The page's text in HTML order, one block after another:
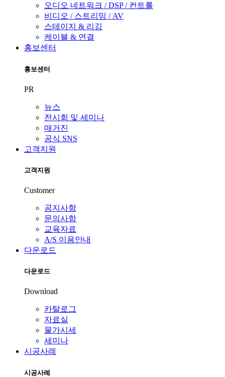
오디오 네트워크 / DSP / 컨트롤
비디오 / 스트리밍 / AV
스테이지 & 리깅
케이블 & 연결
홍보센터
홍보센터
PR
뉴스
전시회 및 세미나
매거진
공식 SNS
고객지원
고객지원
Customer
공지사항
문의사항
교육자료
A/S 이용안내
다운로드
다운로드
Download
카탈로그
자료실
물가시세
세미나
시공사례
시공사례